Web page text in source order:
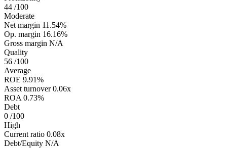
44 /100
Moderate
Net margin 11.54%
Op. margin 16.16%
Gross margin N/A
Quality
56 /100
Average
ROE 9.91%
Asset turnover 0.06x
ROA 0.73%
Debt
0 /100
High
Current ratio 0.08x
Debt/Equity N/A